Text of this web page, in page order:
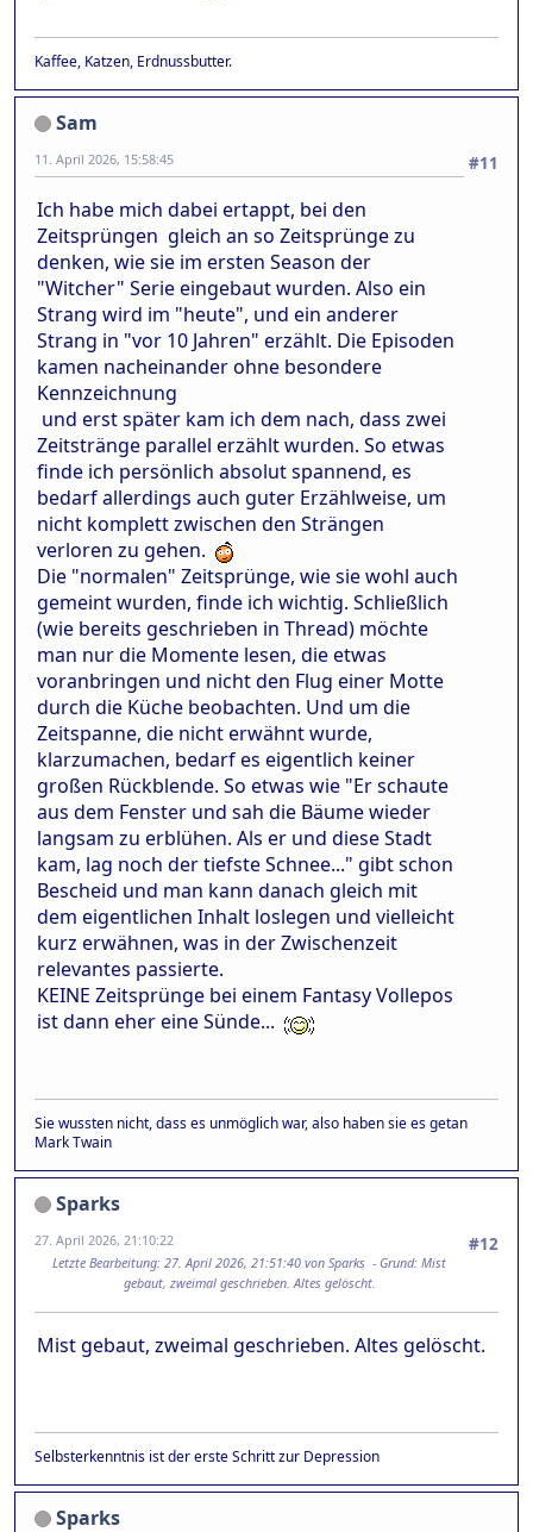
Kaffee, Katzen, Erdnussbutter.
Sam
#11
11. April 2026, 15:58:45
Ich habe mich dabei ertappt, bei den
Zeitsprüngen gleich an so Zeitsprünge zu
denken, wie sie im ersten Season der
"Witcher" Serie eingebaut wurden. Also ein
Strang wird im "heute", und ein anderer
Strang in "vor 10 Jahren" erzählt. Die Episoden
kamen nacheinander ohne besondere
Kennzeichnung
und erst später kam ich dem nach, dass zwei
Zeitstränge parallel erzählt wurden. So etwas
finde ich persönlich absolut spannend, es
bedarf allerdings auch guter Erzählweise, um
nicht komplett zwischen den Strängen
verloren zu gehen.
Die "normalen" Zeitsprünge, wie sie wohl auch
gemeint wurden, finde ich wichtig. Schließlich
(wie bereits geschrieben in Thread) möchte
man nur die Momente lesen, die etwas
voranbringen und nicht den Flug einer Motte
durch die Küche beobachten. Und um die
Zeitspanne, die nicht erwähnt wurde,
klarzumachen, bedarf es eigentlich keiner
großen Rückblende. So etwas wie "Er schaute
aus dem Fenster und sah die Bäume wieder
langsam zu erblühen. Als er und diese Stadt
kam, lag noch der tiefste Schnee..." gibt schon
Bescheid und man kann danach gleich mit
dem eigentlichen Inhalt loslegen und vielleicht
kurz erwähnen, was in der Zwischenzeit
relevantes passierte.
KEINE Zeitsprünge bei einem Fantasy Vollepos
ist dann eher eine Sünde...
Sie wussten nicht, dass es unmöglich war, also haben sie es getan
Mark Twain
Sparks
#12
27. April 2026, 21:10:22
Letzte Bearbeitung: 27. April 2026, 21:51:40 von Sparks Grund: Mist
gebaut, zweimal geschrieben. Altes gelöscht.
Mist gebaut, zweimal geschrieben. Altes gelöscht.
Selbsterkenntnis ist der erste Schritt zur Depression
Sparks